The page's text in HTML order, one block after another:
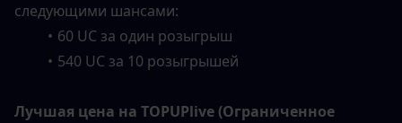
следующими шансами:
60 UC за один розыгрыш
540 UC за 10 розыгрышей
Лучшая цена на TOPUPlive (Ограниченное